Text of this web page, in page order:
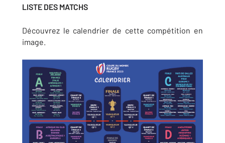
LISTE DES MATCHS
Découvrez le calendrier de cette compétition en
image.